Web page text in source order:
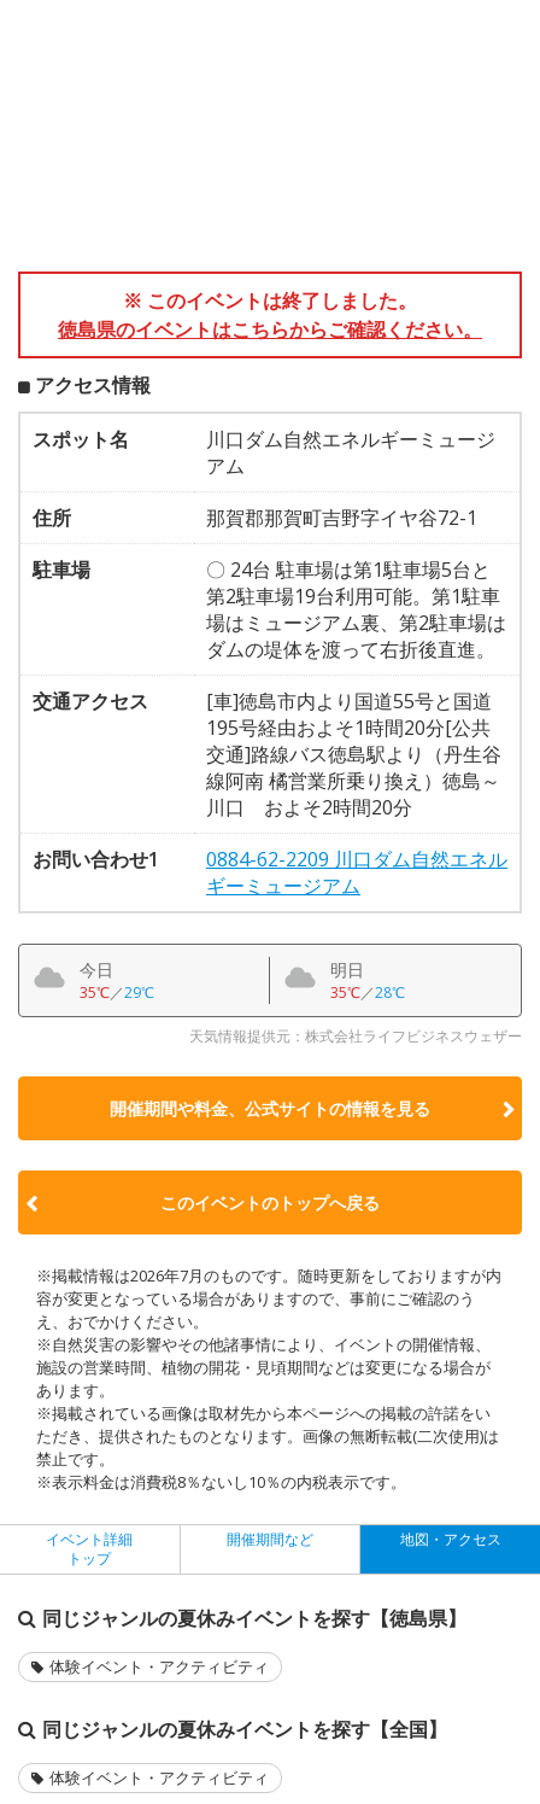
※ このイベントは終了しました。
徳島県のイベントはこちらからご確認ください。
アクセス情報
スポット名
川口ダム自然エネルギーミュージ
アム
住所
那賀郡那賀町吉野字イヤ谷72-1
駐車場
〇 24台 駐車場は第1駐車場5台と
第2駐車場19台利用可能。第1駐車
場はミュージアム裏、第2駐車場は
ダムの堤体を渡って右折後直進。
交通アクセス
[車]徳島市内より国道55号と国道
195号経由およそ1時間20分[公共
交通]路線バス徳島駅より（丹生谷
線阿南 橘営業所乗り換え）徳島～
川口 およそ2時間20分
お問い合わせ1
0884-62-2209 川口ダム自然エネル
ギーミュージアム
今日
35℃／29℃
明日
35℃／28℃
天気情報提供元：株式会社ライフビジネスウェザー
開催期間や料金、公式サイトの情報を見る
このイベントのトップへ戻る
※掲載情報は2026年7月のものです。随時更新をしておりますが内
容が変更となっている場合がありますので、事前にご確認のう
え、おでかけください。
※自然災害の影響やその他諸事情により、イベントの開催情報、
施設の営業時間、植物の開花・見頃期間などは変更になる場合が
あります。
※掲載されている画像は取材先から本ページへの掲載の許諾をい
ただき、提供されたものとなります。画像の無断転載(二次使用)は
禁止です。
※表示料金は消費税8％ないし10％の内税表示です。
イベント詳細
トップ
開催期間など 地図・アクセス
同じジャンルの夏休みイベントを探す【徳島県】
体験イベント・アクティビティ
同じジャンルの夏休みイベントを探す【全国】
体験イベント・アクティビティ